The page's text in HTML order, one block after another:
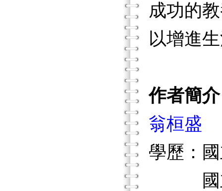
成功的
以增進
作者簡介
翁桓盛
學歷：
國立